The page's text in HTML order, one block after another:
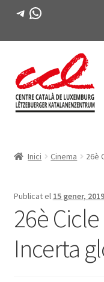
Telegram
WhatsApp
navegació
al
contingut
ACTIVITATS
CURSOS
FES-TE SOCI
LLIBRE
Inici Cinema 26è
Publicat el 15 gener, 2019
26è
Incerta